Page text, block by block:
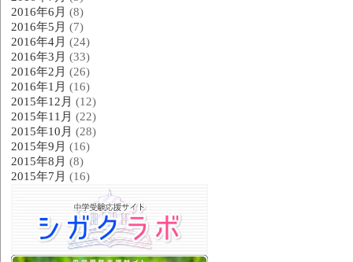
2016年6月 (8)
2016年5月 (7)
2016年4月 (24)
2016年3月 (33)
2016年2月 (26)
2016年1月 (16)
2015年12月 (12)
2015年11月 (22)
2015年10月 (28)
2015年9月 (16)
2015年8月 (8)
2015年7月 (16)